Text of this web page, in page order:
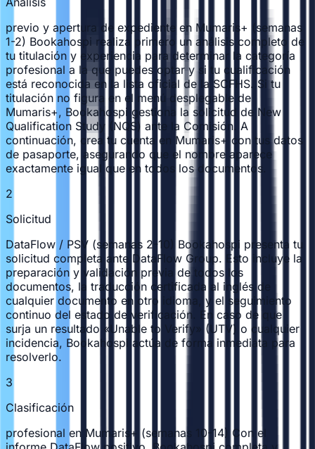
previo y apertura de expediente en Mumaris+ (semanas
1-2) Bookahospi realiza primero un análisis completo de
tu titulación y experiencia para determinar la categoría
profesional a la que puedes optar y si tu cualificación
está reconocida en la lista oficial de la SCFHS. Si tu
titulación no figura en el menú desplegable de
Mumaris+, Bookahospi gestiona la solicitud de New
Qualification Study (NQS) ante la Comisión. A
continuación, crea tu cuenta en Mumaris+ con tus datos
de pasaporte, asegurando que el nombre aparece
exactamente igual que en todos los documentos.
2
Solicitud
DataFlow / PSV (semanas 2-10) Bookahospi presenta tu
solicitud completa ante DataFlow Group. Esto incluye la
preparación y validación previa de todos los
documentos, la traducción certificada al inglés de
cualquier documento en otro idioma, y el seguimiento
continuo del estado de verificación. En caso de que
surja un resultado «Unable to Verify» (UTV) o cualquier
incidencia, Bookahospi actúa de forma inmediata para
resolverlo.
3
Clasificación
profesional en Mumaris+ (semanas 10-14) Con el